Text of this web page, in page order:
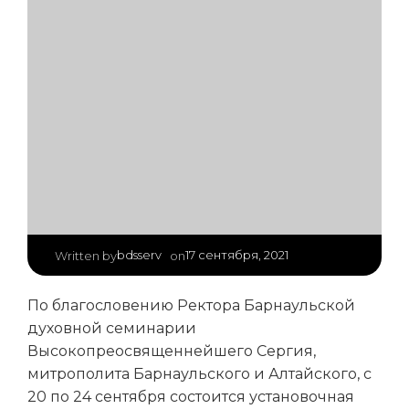
Written bybdsserv on17 сентября, 2021
По благословению Ректора Барнаульской
духовной семинарии
Высокопреосвященнейшего Сергия,
митрополита Барнаульского и Алтайского, с
20 по 24 сентября состоится установочная